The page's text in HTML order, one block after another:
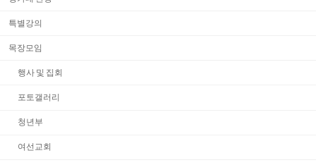
특별강의
목장모임
행사 및 집회
포토갤러리
청년부
여선교회